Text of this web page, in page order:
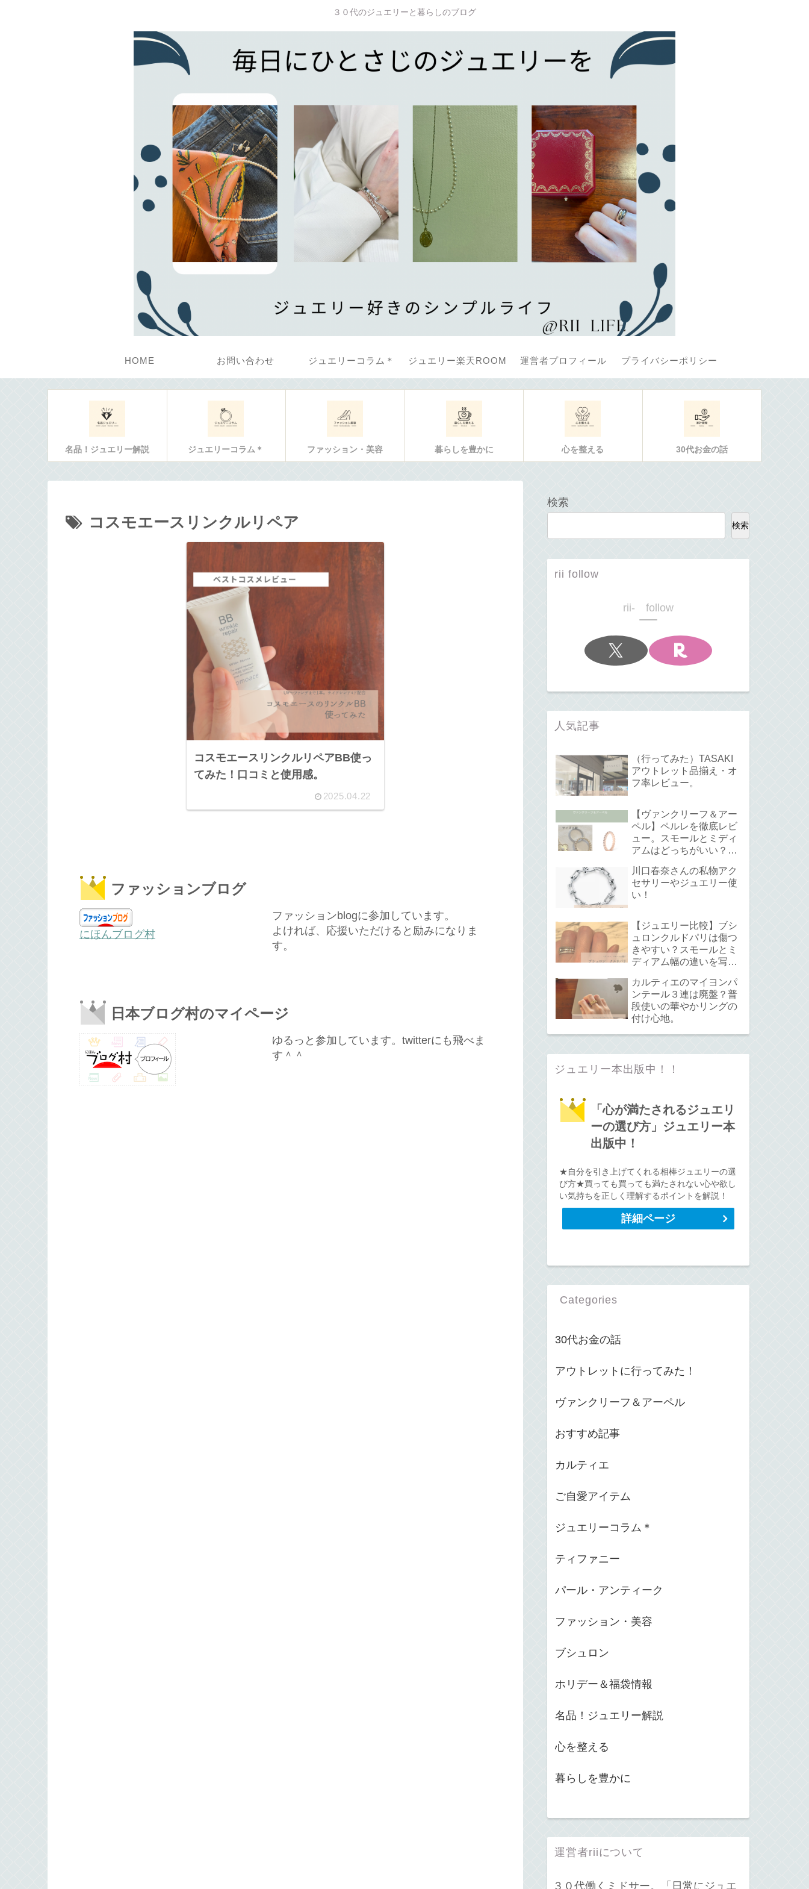
３０代のジュエリーと暮らしのブログ
HOME お問い合わせ ジュエリーコラム＊ ジュエリー楽天ROOM 運営者プロフィール プライバシーポリシー
名品！ジュエリー解説 ジュエリーコラム＊ ファッション・美容 暮らしを豊かに 心を整える 30代お金の話
コスモエースリンクルリペア
コスモエースリンクルリペアBB使っ
てみた！口コミと使用感。
2025.04.22
ファッションブログ
にほんブログ村
ファッションblogに参加しています。
よければ、応援いただけると励みになりま
す。
日本ブログ村のマイページ
ゆるっと参加しています。twitterにも飛べま
す＾＾
検索
検索
rii follow
rii- follow
人気記事
（行ってみた）TASAKI
アウトレット品揃え・オ
フ率レビュー。
【ヴァンクリーフ＆アー
ペル】ペルレを徹底レビ
ュー。スモールとミディ
アムはどっちがいい？サ
て。
川口春奈さんの私物アク
セサリーやジュエリー使
い！
【ジュエリー比較】ブシ
ュロンクルドパリは傷つ
きやすい？スモールとミ
ディアム幅の違いを写真
カルティエのマイヨンパ
ンテール３連は廃盤？普
段使いの華やかリングの
付け心地。
ジュエリー本出版中！！
「心が満たされるジュエリ
ーの選び方」ジュエリー本
出版中！
★自分を引き上げてくれる相棒ジュエリーの選
び方★買っても買っても満たされない心や欲し
い気持ちを正しく理解するポイントを解説！
詳細ページ
Categories
30代お金の話
アウトレットに行ってみた！
ヴァンクリーフ＆アーペル
おすすめ記事
カルティエ
ご自愛アイテム
ジュエリーコラム＊
ティファニー
パール・アンティーク
ファッション・美容
ブシュロン
ホリデー＆福袋情報
名品！ジュエリー解説
心を整える
暮らしを豊かに
運営者riiについて
３０代働くミドサー。「日常にジュエ